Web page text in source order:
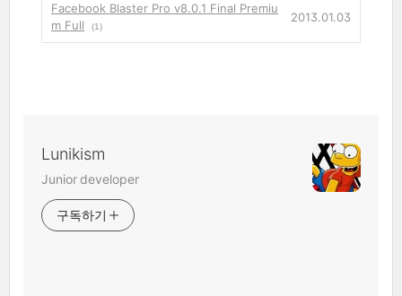
Facebook Blaster Pro v8.0.1 Final Premiu
m Full
(1)
2013.01.03
Lunikism
Junior developer
구독하기